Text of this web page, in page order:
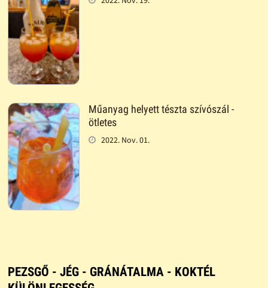
Műanyag helyett tészta szívószál -
ötletes
2022. Nov. 01.
PEZSGŐ - JÉG - GRÁNÁTALMA - KOKTÉL